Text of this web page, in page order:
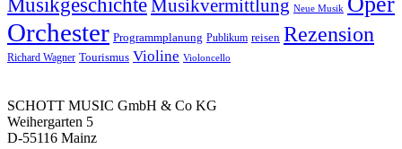
MusikgeschichteMusikvermittlung Neue Musik
Orchester Programmplanung Publikum reisen Rezension
Richard Wagner Tourismus Violine Violoncello
SCHOTT MUSIC GmbH & Co KG
Weihergarten 5
D-55116 Mainz